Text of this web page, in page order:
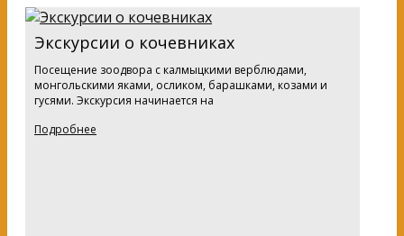
Экскурсии о кочевниках
Посещение зоодвора с калмыцкими верблюдами,
монгольскими яками, осликом, барашками, козами и
гусями. Экскурсия начинается на
Подробнее